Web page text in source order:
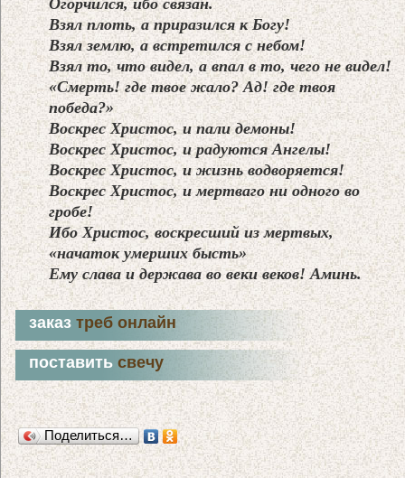
Взял плоть, а приразился к Богу!
Взял землю, а встретился с небом!
Взял то, что видел, а впал в то, чего не видел!
«Смерть! где твое жало? Ад! где твоя
победа?»
Воскрес Христос, и пали демоны!
Воскрес Христос, и радуются Ангелы!
Воскрес Христос, и жизнь водворяется!
Воскрес Христос, и мертваго ни одного во
гробе!
Ибо Христос, воскресший из мертвых,
«начаток умерших бысть»
Ему слава и держава во веки веков! Аминь.
заказтреб онлайн
поставитьсвечу
Поделиться…